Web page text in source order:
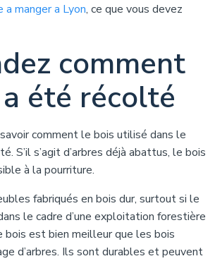
a manger a Lyon, ce que vous devez
comment
été récolté
comment le bois utilisé dans le
S’il s’agit d’arbres déjà abattus, le bois
à la pourriture.
fabriqués en bois dur, surtout si le
le cadre d’une exploitation forestière
bois est bien meilleur que les bois
d’arbres. Ils sont durables et peuvent